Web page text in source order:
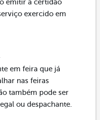
emitir a certidão
exercido em
em feira que já
nas feiras
também pode ser
ou despachante.